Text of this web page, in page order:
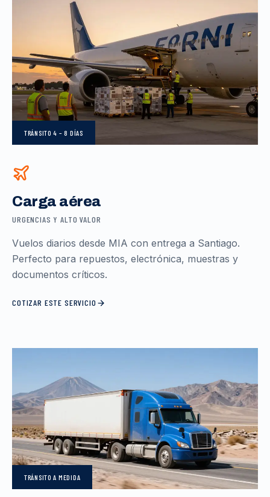
TRÁNSITO4 – 8 DÍAS
Carga aérea
URGENCIAS Y ALTO VALOR
Vuelos diarios desde MIA con entrega a Santiago.
Perfecto para repuestos, electrónica, muestras y
documentos críticos.
COTIZAR ESTE SERVICIO
TRÁNSITOA MEDIDA